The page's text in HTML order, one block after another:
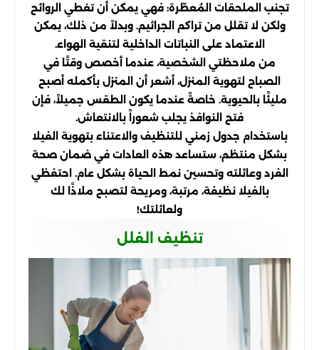
تجنب الملحقات المُعطّرة: فهي يمكن أن تغطي الروائح
ولكن لا تقلل من تراكم الجراثيم. وبدلاً من ذلك، يمكن
الاعتماد على النباتات الداخلية لتنقية الهواء.
من ملاحظتي الشخصية، عندما أخصص وقتًا في
الصباح لتهوية المنزل، أشعر أن المنزل بأكمله أصبح
مليئًا بالحيوية. خاصةً عندما يكون الطقس جميلاً، فإن
فتح النوافذ يجلب شعوراً بالانتعاش.
باستخدام جدول زمني للتنظيف والاعتناء بتهوية الفيلا
بشكل منتظم، ستساعد هذه العادات في ضمان صحة
الفرد وعائلته وتحسين نمط الحياة بشكل عام. احتفظي
بالفيلا نظيفة، مرتبة، ومريحة لتصبح ملاذًا لك
ولعائلتك!
تنظيف الفلل